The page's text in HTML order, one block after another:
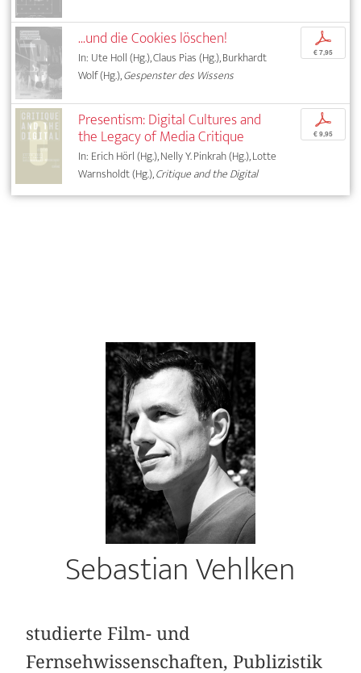
...und die Cookies löschen!
In: Ute Holl (Hg.), Claus Pias (Hg.), Burkhardt
Wolf (Hg.),Gespenster des Wissens
p
€ 7,95
Presentism: Digital Cultures and
the Legacy of Media Critique
In: Erich Hörl (Hg.), Nelly Y. Pinkrah (Hg.), Lotte
Warnsholdt (Hg.),Critique and the Digital
p
€ 9,95
Sebastian Vehlken
studierte Film- und
Fernsehwissenschaften, Publizistik